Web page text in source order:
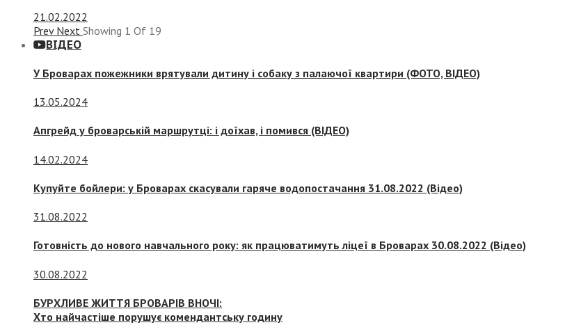
21.02.2022
Prev Next Showing 1 Of 19
ВІДЕО
У Броварах пожежники врятували дитину і собаку з палаючої квартири (ФОТО, ВІДЕО)
13.05.2024
Апгрейд у броварській маршрутці: і доїхав, і помився (ВІДЕО)
14.02.2024
Купуйте бойлери: у Броварах скасували гаряче водопостачання 31.08.2022 (Відео)
31.08.2022
Готовність до нового навчального року: як працюватимуть ліцеї в Броварах 30.08.2022 (Відео)
30.08.2022
БУРХЛИВЕ ЖИТТЯ БРОВАРІВ ВНОЧІ:
Хто найчастіше порушує комендантську годину